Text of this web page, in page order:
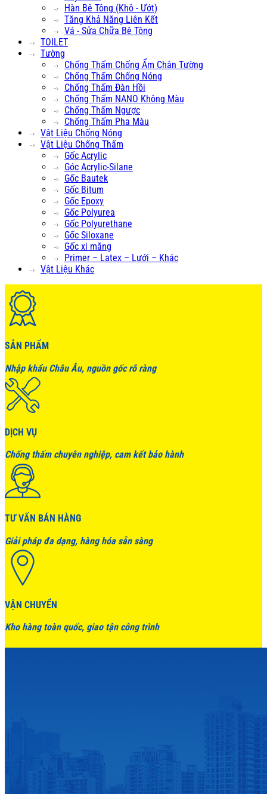
Hàn Bê Tông (Khô - Ướt)
Tăng Khả Năng Liên Kết
Vá - Sửa Chữa Bê Tông
TOILET
Tường
Chống Thấm Chống Ẩm Chân Tường
Chống Thấm Chống Nóng
Chống Thấm Đàn Hồi
Chống Thấm NANO Không Màu
Chống Thấm Ngược
Chống Thấm Pha Màu
Vật Liệu Chống Nóng
Vật Liệu Chống Thấm
Gốc Acrylic
Góc Acrylic-Silane
Gốc Bautek
Gốc Bitum
Gốc Epoxy
Gốc Polyurea
Gốc Polyurethane
Gốc Siloxane
Gốc xi măng
Primer – Latex – Lưới – Khác
Vật Liệu Khác
SẢN PHẨM
Nhập khẩu Châu Âu, nguồn gốc rõ ràng
DỊCH VỤ
Chống thấm chuyên nghiệp, cam kết bảo hành
TƯ VẤN BÁN HÀNG
Giải pháp đa dạng, hàng hóa sẵn sàng
VẬN CHUYỂN
Kho hàng toàn quốc, giao tận công trình